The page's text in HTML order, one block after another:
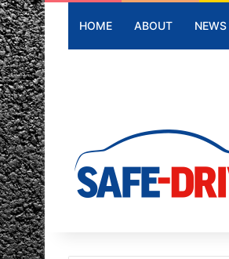
HOME ABOUT NEWS